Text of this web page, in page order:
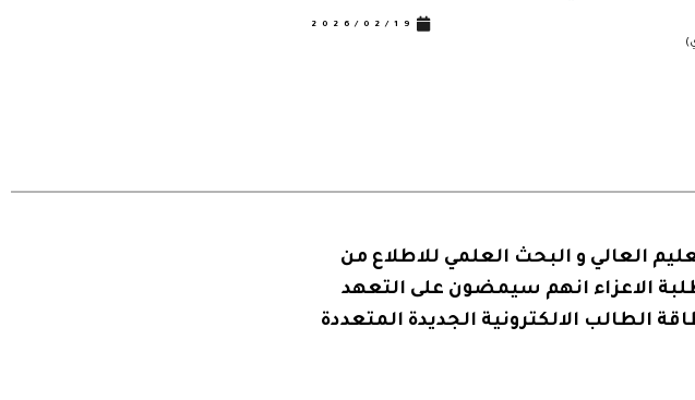
2026/02/19
العالي و البحث العلمي للاطلاع من
الاعزاء انهم سيمضون على التعهد
الطالب الالكترونية الجديدة المتعددة